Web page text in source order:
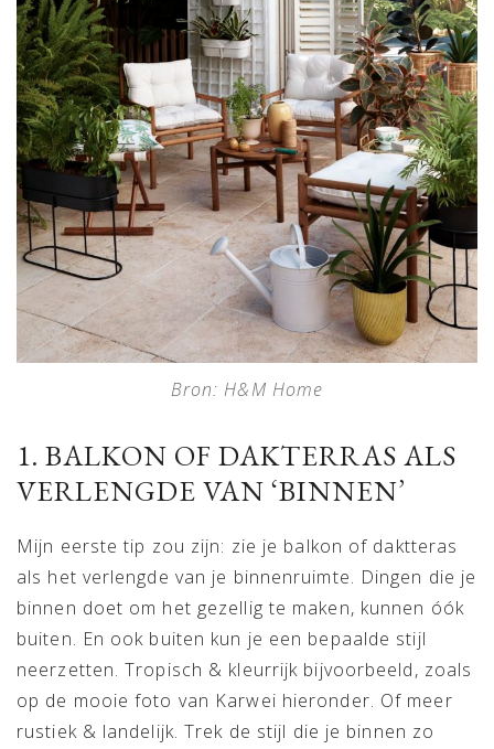
Bron: H&M Home
1. BALKON OF DAKTERRAS ALS
VERLENGDE VAN ‘BINNEN’
Mijn eerste tip zou zijn: zie je balkon of daktteras
als het verlengde van je binnenruimte. Dingen die je
binnen doet om het gezellig te maken, kunnen óók
buiten. En ook buiten kun je een bepaalde stijl
neerzetten. Tropisch & kleurrijk bijvoorbeeld, zoals
op de mooie foto van Karwei hieronder. Of meer
rustiek & landelijk. Trek de stijl die je binnen zo